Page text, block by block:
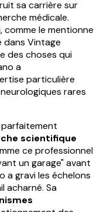
sa carrière sur
médicale.
comme le mentionne
dans Vintage
des choses qui
a
particulière
rares
scientifique
ce professionnel
un garage" avant
a gravi les échelons
acharné. Sa